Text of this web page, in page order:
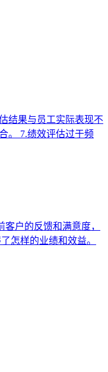
结果与员工实际表现不
。 7.绩效评估过于频
户的反馈和满意度，
怎样的业绩和效益。